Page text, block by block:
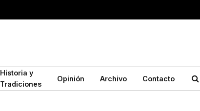
Historia y
Tradiciones
Opinión Archivo Contacto